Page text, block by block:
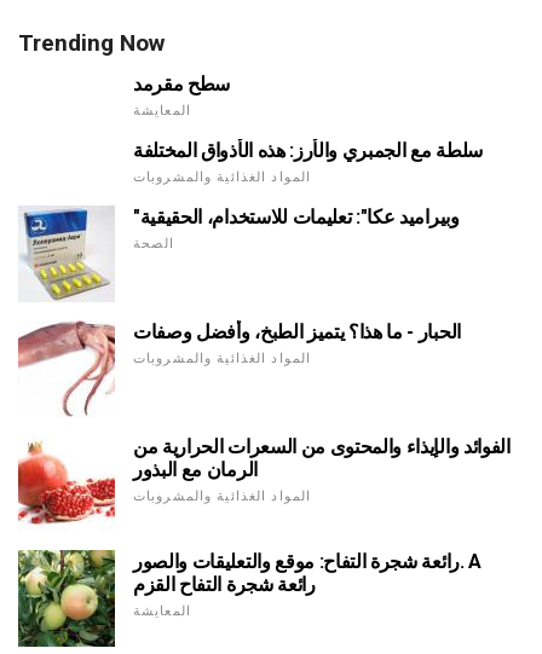
Trending Now
سطح مقرمد
المعايشة
سلطة مع الجمبري والأرز: هذه الأذواق المختلفة
المواد الغذائية والمشروبات
"وبيراميد عكا": تعليمات للاستخدام، الحقيقية
الصحة
الحبار - ما هذا؟ يتميز الطبخ، وأفضل وصفات
المواد الغذائية والمشروبات
الفوائد والإيذاء والمحتوى من السعرات الحرارية من
الرمان مع البذور
المواد الغذائية والمشروبات
رائعة شجرة التفاح: موقع والتعليقات والصور. A
رائعة شجرة التفاح القزم
المعايشة